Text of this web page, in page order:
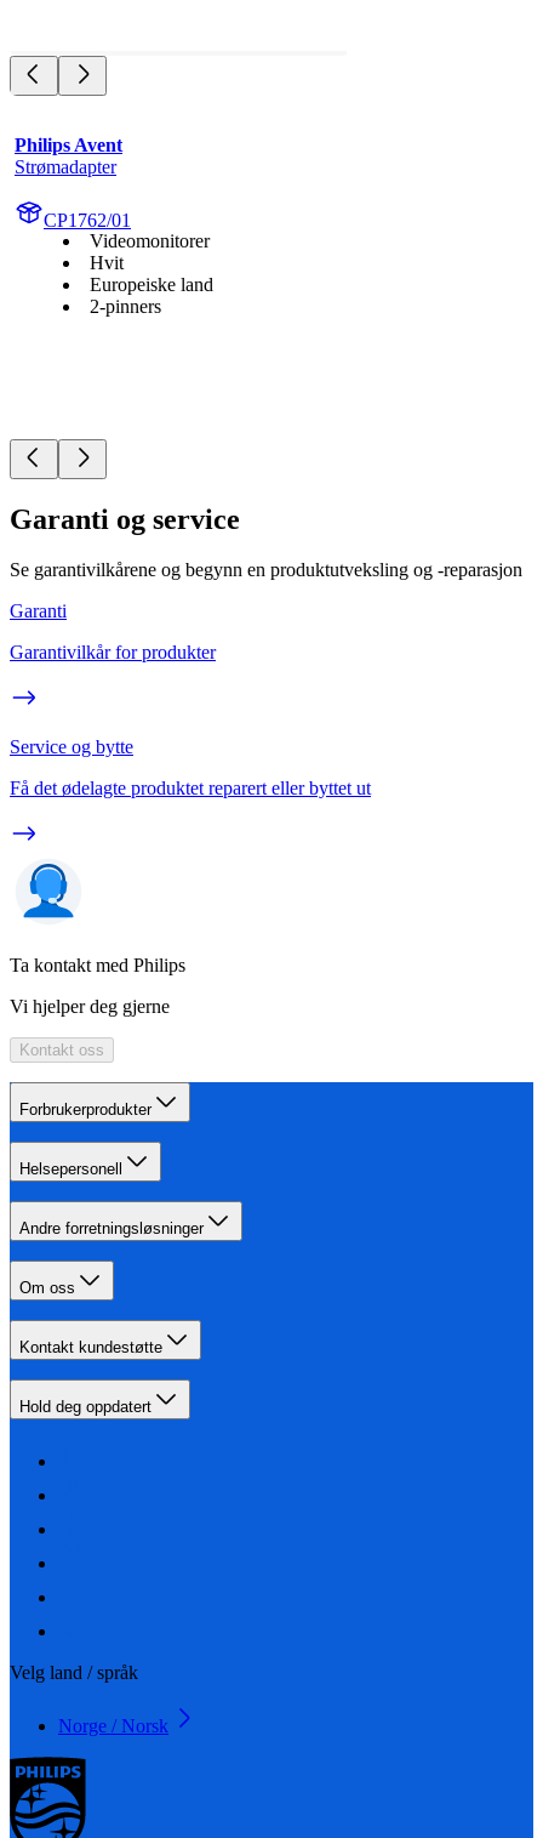
Philips Avent
Strømadapter
CP1762/01
Videomonitorer
Hvit
Europeiske land
2-pinners
Garanti og service
Se garantivilkårene og begynn en produktutveksling og -reparasjon
Garanti
Garantivilkår for produkter
Service og bytte
Få det ødelagte produktet reparert eller byttet ut
Ta kontakt med Philips
Vi hjelper deg gjerne
Kontakt oss
Forbrukerprodukter
Helsepersonell
Andre forretningsløsninger
Om oss
Kontakt kundestøtte
Hold deg oppdatert
Velg land / språk
Norge / Norsk